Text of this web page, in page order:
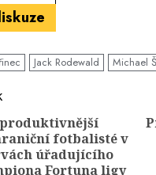
Jack Rodewald Michael
fotbalisté v
úřadujícího
Fortuna ligy